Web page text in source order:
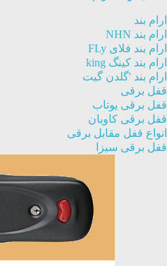
ارام بند
ارام بند NHN
ارام بند فلای FLy
ارام بند کینگ king
ارام بند 'گلدن گیت
قفل برقی
قفل برقی یوتاب
قفل برقی کاویان
انواع قفل مقابل برقی
قفل برقی سیزا